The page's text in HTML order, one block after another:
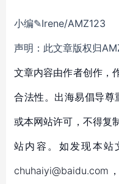
小编✎Irene/AMZ123
声明：此文章版权归
文章内容由作者创作，
合法性。出海易倡导
或本网站许可，不得复
站内容。如发现本站
chuhaiyi@baidu.com